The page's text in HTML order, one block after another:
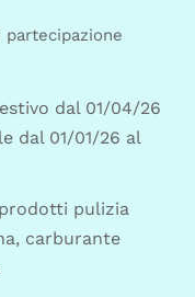
dal 01/04/26
dal 01/01/26 al
pulizia
carburante